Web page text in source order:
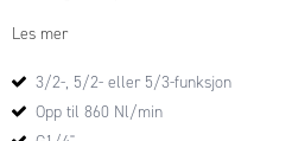
matvare installasjoner.
Les mer
3/2-, 5/2- eller 5/3-funksjon
Opp til 860 Nl/min